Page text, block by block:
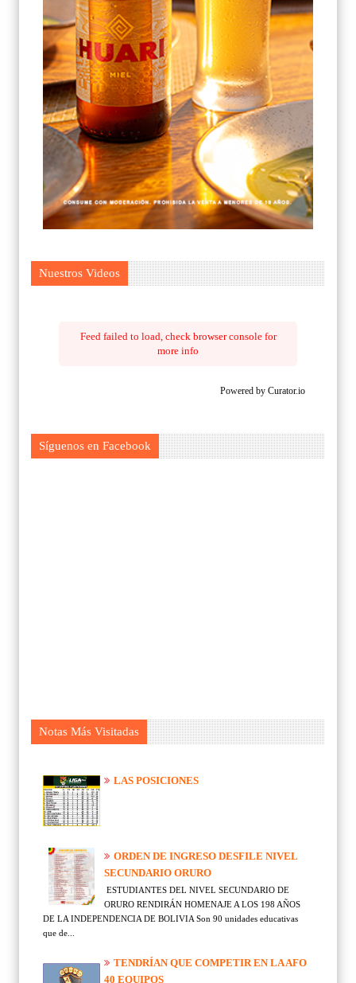
Nuestros Videos
Feed failed to load, check browser console for
more info
Powered by Curator.io
Síguenos en Facebook
Notas Más Visitadas
LAS POSICIONES
ORDEN DE INGRESO DESFILE NIVEL
SECUNDARIO ORURO
ESTUDIANTES DEL NIVEL SECUNDARIO DE
ORURO RENDIRÁN HOMENAJE A LOS 198 AÑOS
DE LA INDEPENDENCIA DE BOLIVIA Son 90 unidades educativas
que de...
TENDRÍAN QUE COMPETIR EN LA AFO
40 EQUIPOS